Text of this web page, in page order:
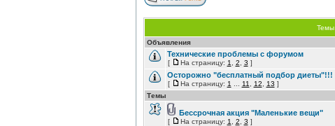
Темы
Объявления
Технические проблемы с форумом
[ На страницу: 1 2 3 ]
Осторожно "бесплатный подбор диеты"!!!
[ На страницу: 1 11 12 13 ]
Темы
Бессрочная акция "Маленькие вещи"
[ На страницу: 1 2 3 ]